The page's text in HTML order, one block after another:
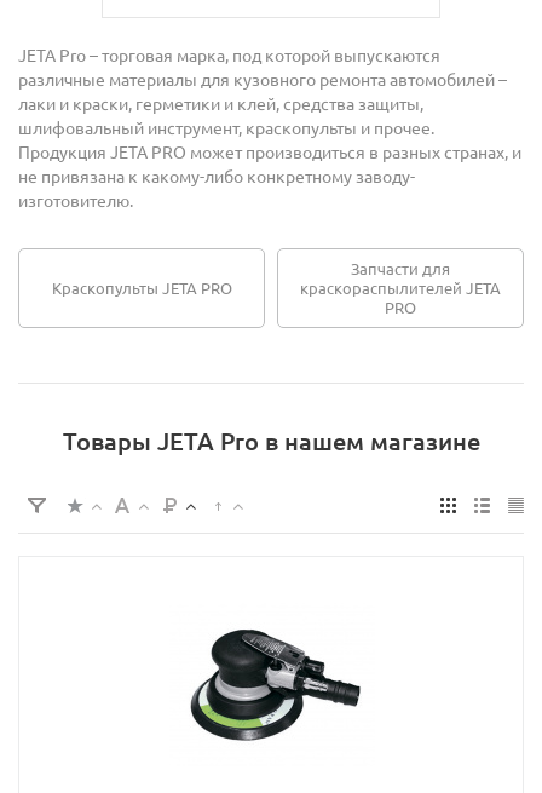
JETA Pro – торговая марка, под которой выпускаются
различные материалы для кузовного ремонта автомобилей –
лаки и краски, герметики и клей, средства защиты,
шлифовальный инструмент, краскопульты и прочее.
Продукция JETA PRO может производиться в разных странах, и
не привязана к какому-либо конкретному заводу-
изготовителю.
Краскопульты JETA PRO
Запчасти для
краскораспылителей JETA
PRO
Товары JETA Pro в нашем магазине